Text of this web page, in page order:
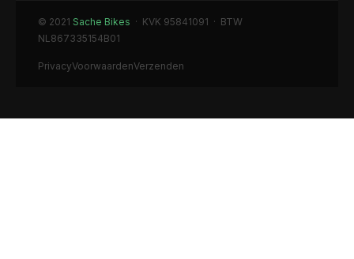
© 2021 Sache Bikes · KVK 95841091 · BTW
NL867335154B01
PrivacyVoorwaardenVerzenden